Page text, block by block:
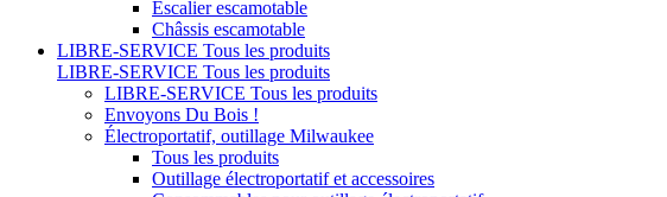
Escalier escamotable
Châssis escamotable
LIBRE-SERVICE Tous les produits
LIBRE-SERVICE Tous les produits
LIBRE-SERVICE Tous les produits
Envoyons Du Bois !
Électroportatif, outillage Milwaukee
Tous les produits
Outillage électroportatif et accessoires